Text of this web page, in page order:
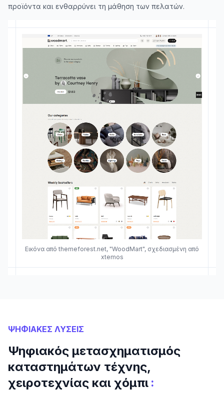
Εικόνα από themeforest.net, "WoodMart", σχεδιασμένη από
xtemos
προϊόντα και ενθαρρύνει τη μάθηση των πελατών.
ΨΗΦΙΑΚΕΣ ΛΥΣΕΙΣ
Ψηφιακός μετασχηματισμός
καταστημάτων τέχνης,
χειροτεχνίας και χόμπι :